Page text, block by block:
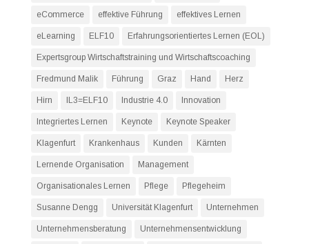
eCommerce effektive Führung effektives Lernen
eLearning ELF10 Erfahrungsorientiertes Lernen (EOL)
Expertsgroup Wirtschaftstraining und Wirtschaftscoaching
Fredmund Malik Führung Graz Hand Herz
Hirn IL3=ELF10 Industrie 4.0 Innovation
Integriertes Lernen Keynote Keynote Speaker
Klagenfurt Krankenhaus Kunden Kärnten
Lernende Organisation Management
Organisationales Lernen Pflege Pflegeheim
Susanne Dengg Universität Klagenfurt Unternehmen
Unternehmensberatung Unternehmensentwicklung